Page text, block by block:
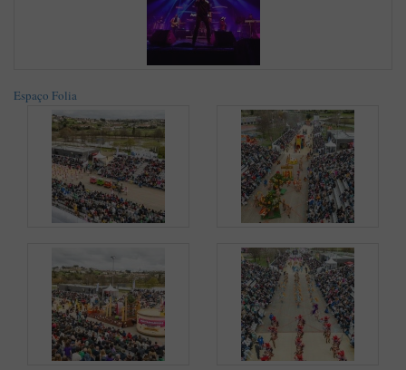
Espaço Folia